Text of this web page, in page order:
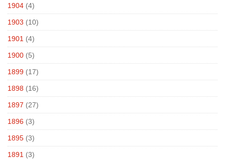
1904 (4)
1903 (10)
1901 (4)
1900 (5)
1899 (17)
1898 (16)
1897 (27)
1896 (3)
1895 (3)
1891 (3)